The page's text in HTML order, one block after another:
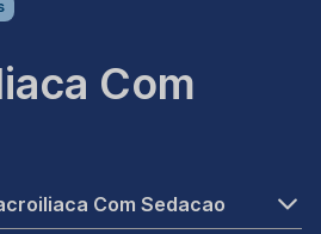
Com
Com Sedacao